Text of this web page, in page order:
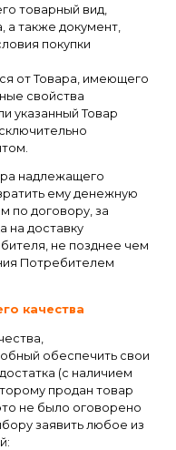
товарный вид,
а также документ,
покупки
от Товара, имеющего
свойства
указанный Товар
надлежащего
ему денежную
по договору, за
на доставку
не позднее чем
Потребителем
качества
обеспечить свои
(с наличием
продан товар
не было оговорено
заявить любое из